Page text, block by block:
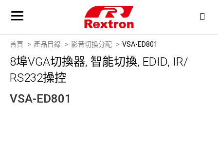
首頁 產品目錄 影音切換分配 VSA-ED801
8埠VGA切換器, 智能切換, EDID, IR/
RS232操控
VSA-ED801